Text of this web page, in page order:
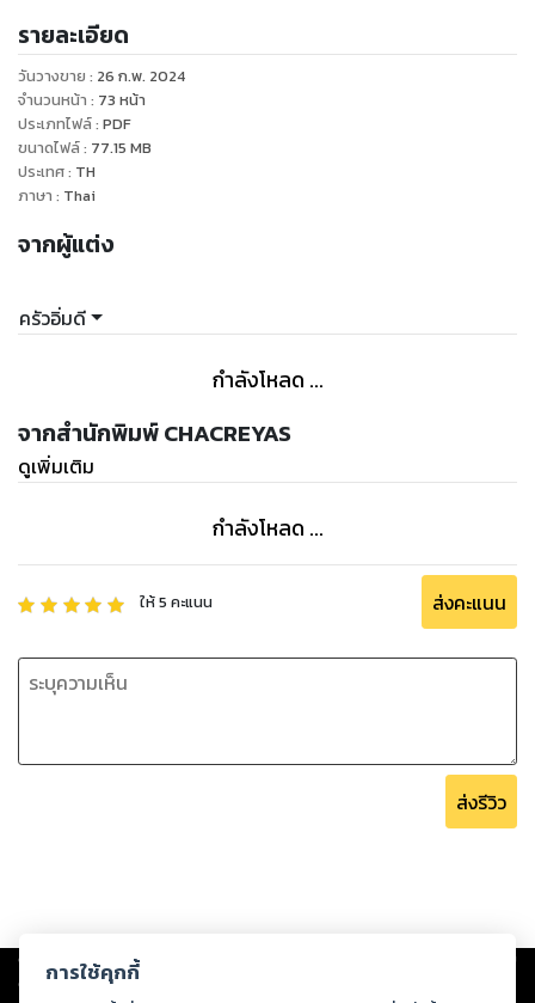
รายละเอียด
วันวางขาย : 26 ก.พ. 2024
จำนวนหน้า : 73 หน้า
ประเภทไฟล์: PDF
ขนาดไฟล์: 77.15 MB
ประเทศ: TH
ภาษา : Thai
จากผู้แต่ง
ครัวอิ่มดี
กำลังโหลด ...
จากสำนักพิมพ์ CHACREYAS
ดูเพิ่มเติม
กำลังโหลด ...
ให้5 คะแนน ส่งคะแนน
ส่งรีวิว
Copyright © 2026
ต่อผลงานหรือเนื้อหาใดที่อัปโหลดผ่านเว็บไซต์และปรากฏว่าละเมิดสิทธิใน
การใช้คุกกี้